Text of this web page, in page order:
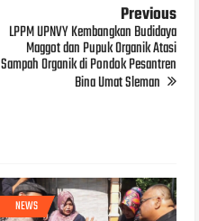
Previous
LPPM UPNVY Kembangkan Budidaya
Maggot dan Pupuk Organik Atasi
Sampah Organik di Pondok Pesantren
Bina Umat Sleman
NEWS